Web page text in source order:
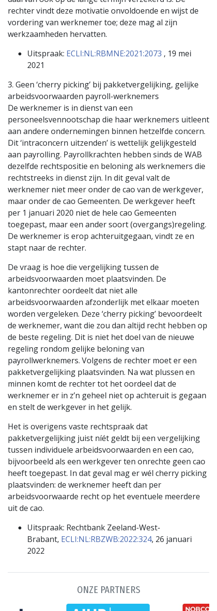
rechter vindt deze motivatie onvoldoende en wijst de
vordering van werknemer toe; deze mag al zijn
werkzaamheden hervatten.
Uitspraak: ECLI:NL:RBMNE:2021:2073 , 19 mei
2021
3. Geen ‘cherry picking’ bij pakketvergelijking, gelijke
arbeidsvoorwaarden payroll-werknemers
De werknemer is in dienst van een
personeelsvennootschap die haar werknemers uitleent
aan andere ondernemingen binnen hetzelfde concern.
Dit ‘intraconcern uitzenden’ is wettelijk gelijkgesteld
aan payrolling. Payrollkrachten hebben sinds de WAB
dezelfde rechtspositie en beloning als werknemers die
rechtstreeks in dienst zijn. In dit geval valt de
werknemer niet meer onder de cao van de werkgever,
maar onder de cao Gemeenten. De werkgever heeft
per 1 januari 2020 niet de hele cao Gemeenten
toegepast, maar een ander soort (overgangs)regeling.
De werknemer is erop achteruitgegaan, vindt ze en
stapt naar de rechter.
De vraag is hoe die vergelijking tussen de
arbeidsvoorwaarden moet plaatsvinden. De
kantonrechter oordeelt dat niet alle
arbeidsvoorwaarden afzonderlijk met elkaar moeten
worden vergeleken. Deze ‘cherry picking’ bevoordeelt
de werknemer, want die zou dan altijd recht hebben op
de beste regeling. Dit is niet het doel van de nieuwe
regeling rondom gelijke beloning van
payrollwerknemers. Volgens de rechter moet er een
pakketvergelijking plaatsvinden. Na wat plussen en
minnen komt de rechter tot het oordeel dat de
werknemer er in z’n geheel niet op achteruit is gegaan
en stelt de werkgever in het gelijk.
Het is overigens vaste rechtspraak dat
pakketvergelijking juist níét geldt bij een vergelijking
tussen individuele arbeidsvoorwaarden en een cao,
bijvoorbeeld als een werkgever ten onrechte geen cao
heeft toegepast. In dat geval mag er wél cherry picking
plaatsvinden: de werknemer heeft dan per
arbeidsvoorwaarde recht op het eventuele meerdere
uit de cao.
Uitspraak: Rechtbank Zeeland-West-
Brabant, ECLI:NL:RBZWB:2022:324, 26 januari
2022
ONZE PARTNERS